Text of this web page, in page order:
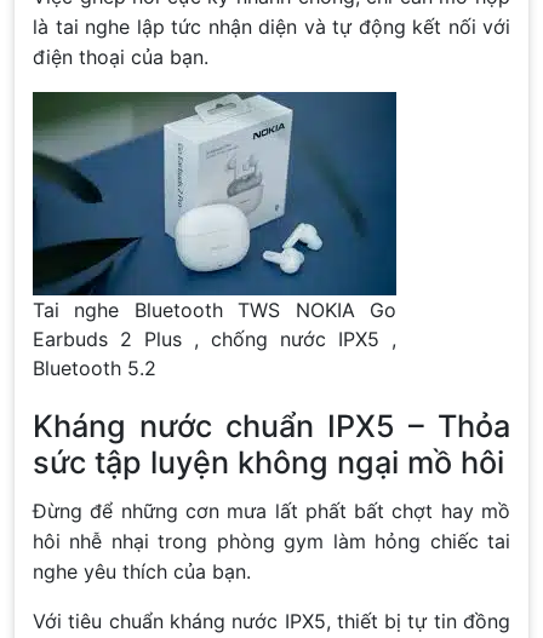
là tai nghe lập tức nhận diện và tự động kết nối với
điện thoại của bạn.
Tai nghe Bluetooth TWS NOKIA Go
Earbuds 2 Plus , chống nước IPX5 ,
Bluetooth 5.2
Kháng nước chuẩn IPX5 – Thỏa
sức tập luyện không ngại mồ hôi
Đừng để những cơn mưa lất phất bất chợt hay mồ
hôi nhễ nhại trong phòng gym làm hỏng chiếc tai
nghe yêu thích của bạn.
Với tiêu chuẩn kháng nước IPX5, thiết bị tự tin đồng